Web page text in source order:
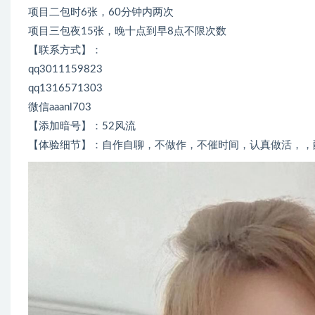
项目二包时6张，60分钟内两次
项目三包夜15张，晚十点到早8点不限次数
【联系方式】：
qq3011159823
qq1316571303
微信aaanl703
【添加暗号】：52风流
【体验细节】：自作自聊，不做作，不催时间，认真做活，